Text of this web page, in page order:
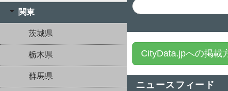
関東
茨城県
栃木県
群馬県
CityData.jpへの掲載
ニュースフィード